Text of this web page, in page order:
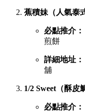
蕉積妹（人氣泰
必點推介：
煎餅
詳細地址：
舖
1/2 Sweet（酥皮
必點推介：